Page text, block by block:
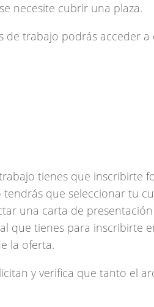
necesite cubrir una plaza.
de trabajo podrás acceder
tienes que inscribirte
tendrás que seleccionar tu
una carta de
que tienes para inscribirte
la oferta.
y verifica que tanto el